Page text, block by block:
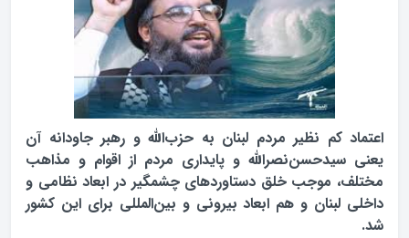
اعتماد کم نظیر مردم لبنان به حزب‌الله و رهبر جاودانه آن
یعنی سیدحسن‌نصرالله و پایداری مردم از اقوام و مذاهب
مختلف، موجب خلق دستاوردهای چشمگیر در ابعاد نظامی و
داخلی لبنان و هم ابعاد بیرونی و بین‌المللی برای این کشور
شد.